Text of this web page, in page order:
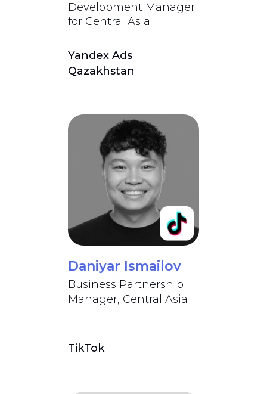
Development Manager
for Central Asia
Yandex Ads
Qazakhstan
Daniyar Ismailov
Business Partnership
Manager, Central Asia
TikTok